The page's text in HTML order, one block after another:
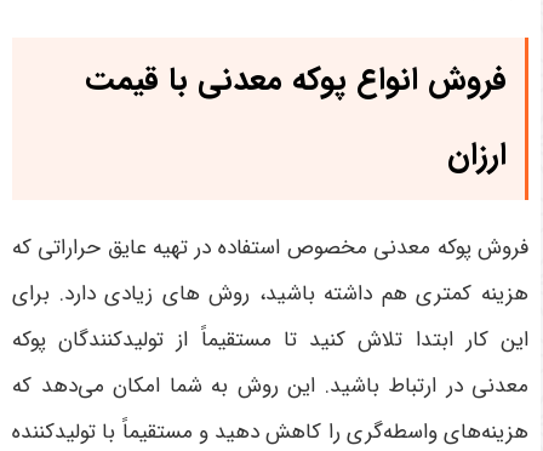
فروش انواع پوکه معدنی با قیمت
ارزان
فروش پوکه معدنی مخصوص استفاده در تهیه عایق حراراتی که
هزینه کمتری هم داشته باشید، روش های زیادی دارد. برای
این کار ابتدا تلاش کنید تا مستقیماً از تولیدکنندگان پوکه
معدنی در ارتباط باشید. این روش به شما امکان می‌دهد که
هزینه‌های واسطه‌گری را کاهش دهید و مستقیماً با تولیدکننده